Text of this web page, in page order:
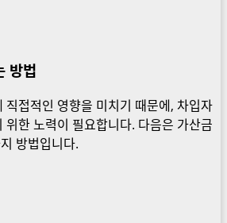
방법
직접적인 영향을 미치기 때문에, 차입자
위한 노력이 필요합니다. 다음은 가산금
방법입니다.